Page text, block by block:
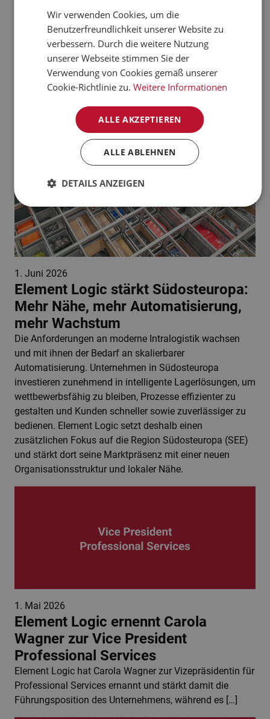
verarbeiten kann.
Jetzt mehr erfahren
Aktuelle News:
1. Juni 2026
Element Logic stärkt Südosteuropa:
Mehr Nähe, mehr Automatisierung,
mehr Wachstum
Die Anforderungen an moderne Intralogistik wachsen
und mit ihnen der Bedarf an skalierbarer
Automatisierung. Unternehmen in Südosteuropa
investieren zunehmend in intelligente Lagerlösungen, um
wettbewerbsfähig zu bleiben, Prozesse effizienter zu
gestalten und Kunden schneller sowie zuverlässiger zu
bedienen. Element Logic setzt deshalb einen
zusätzlichen Fokus auf die Region Südosteuropa (SEE)
und stärkt dort seine Marktpräsenz mit einer neuen
Organisationsstruktur und lokaler Nähe.
1. Mai 2026
Element Logic ernennt Carola
Wagner zur Vice President
Professional Services
Element Logic hat Carola Wagner zur Vizepräsidentin für
Professional Services ernannt und stärkt damit die
Führungsposition des Unternehmens, während es […]
FRENCH
DANISH
POLISH
ITALIAN
ENGLISH
Wir verwenden Cookies, um die
Benutzerfreundlichkeit unserer Website zu
verbessern. Durch die weitere Nutzung
unserer Webseite stimmen Sie der
Verwendung von Cookies gemäß unserer
Cookie-Richtlinie zu. Weitere Informationen
ALLE AKZEPTIEREN
ALLE ABLEHNEN
DETAILS ANZEIGEN